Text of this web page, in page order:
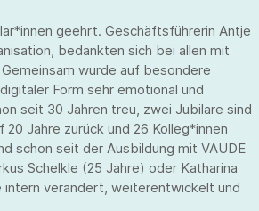
geehrt. Geschäftsführerin Antje
bedankten sich bei allen mit
wurde auf besondere
Form sehr emotional und
seit 30 Jahren treu, zwei Jubilare sind
Jahre zurück und 26 Kolleg*innen
schon seit der Ausbildung mit VAUDE
Schelkle (25 Jahre) oder Katharina
intern verändert, weiterentwickelt und